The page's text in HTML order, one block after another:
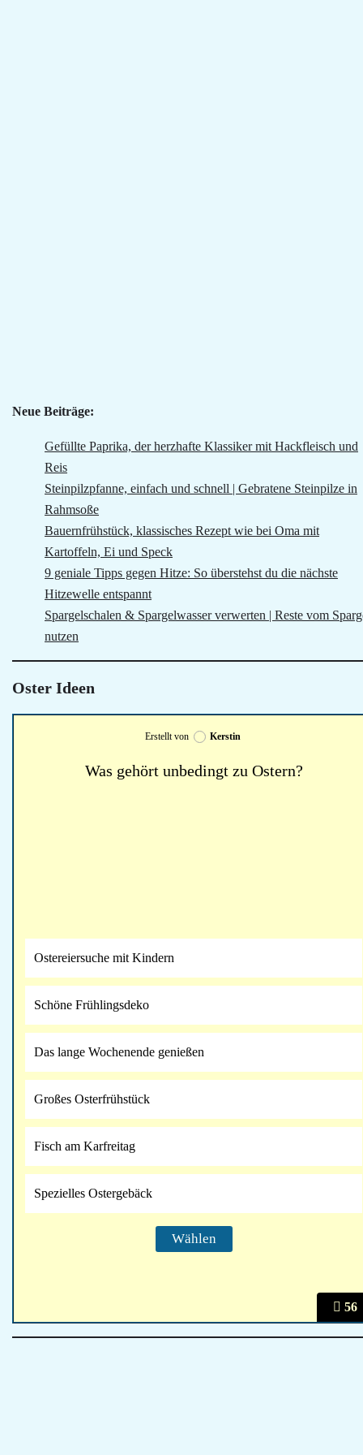
Neue Beiträge:
Gefüllte Paprika, der herzhafte Klassiker mit Hackfleisch und
Reis
Steinpilzpfanne, einfach und schnell | Gebratene Steinpilze in
Rahmsoße
Bauernfrühstück, klassisches Rezept wie bei Oma mit
Kartoffeln, Ei und Speck
9 geniale Tipps gegen Hitze: So überstehst du die nächste
Hitzewelle entspannt
Spargelschalen & Spargelwasser verwerten | Reste vom
nutzen
Oster Ideen
56
Erstellt von Kerstin
Was gehört unbedingt zu Ostern?
Ostereiersuche mit Kindern
Schöne Frühlingsdeko
Das lange Wochenende genießen
Großes Osterfrühstück
Fisch am Karfreitag
Spezielles Ostergebäck